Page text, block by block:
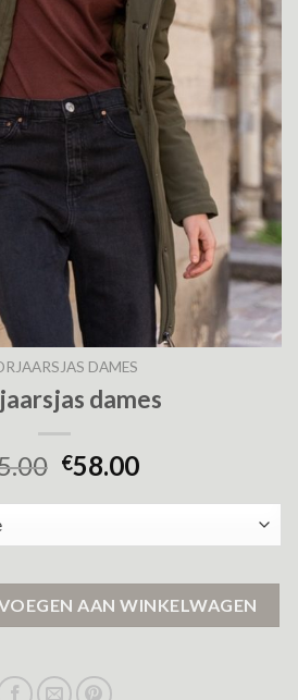
DAMES
dames
€58.00
AAN WINKELWAGEN